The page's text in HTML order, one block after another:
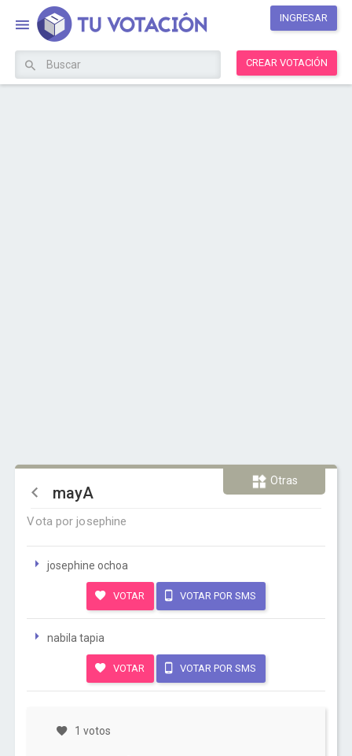
INGRESAR
CREAR VOTACIÓN
Otras
mayA
Vota por josephine
josephine ochoa
VOTAR VOTAR POR SMS
nabila tapia
VOTAR VOTAR POR SMS
1 votos